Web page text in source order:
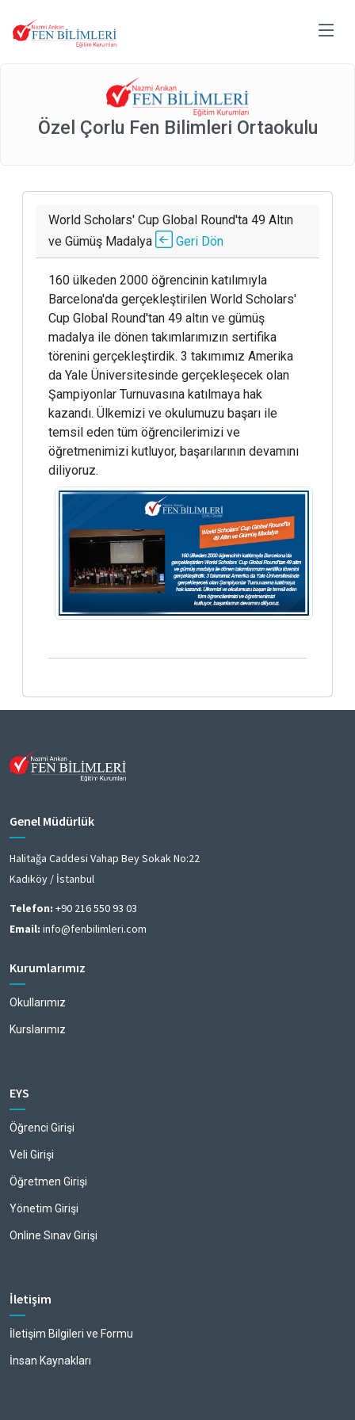
Özel Çorlu Fen Bilimleri Ortaokulu
World Scholars' Cup Global Round'ta 49 Altın
ve Gümüş Madalya
Geri Dön
160 ülkeden 2000 öğrencinin katılımıyla
Barcelona'da gerçekleştirilen World Scholars'
Cup Global Round'tan 49 altın ve gümüş
madalya ile dönen takımlarımızın sertifika
törenini gerçekleştirdik. 3 takımımız Amerika
da Yale Üniversitesinde gerçekleşecek olan
Şampiyonlar Turnuvasına katılmaya hak
kazandı. Ülkemizi ve okulumuzu başarı ile
temsil eden tüm öğrencilerimizi ve
öğretmenimizi kutluyor, başarılarının devamını
diliyoruz.
Genel Müdürlük
Halitağa Caddesi Vahap Bey Sokak No:22
Kadıköy / İstanbul
Telefon: +90 216 550 93 03
Email: info@fenbilimleri.com
Kurumlarımız
Okullarımız
Kurslarımız
EYS
Öğrenci Girişi
Veli Girişi
Öğretmen Girişi
Yönetim Girişi
Online Sınav Girişi
İletişim
İletişim Bilgileri ve Formu
İnsan Kaynakları